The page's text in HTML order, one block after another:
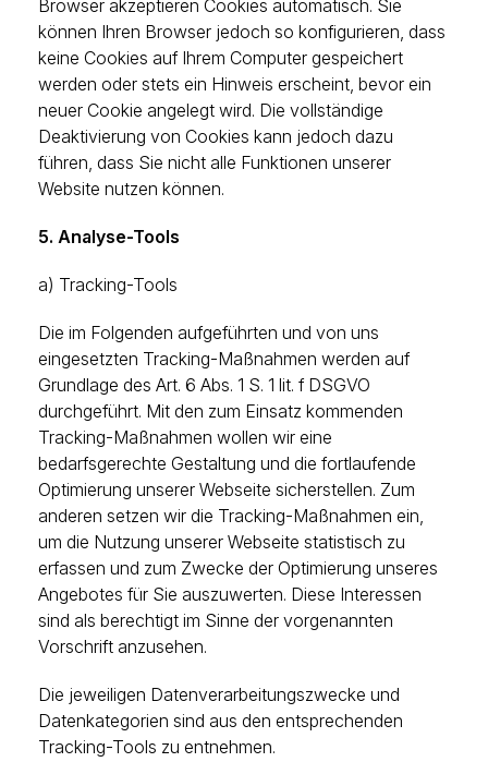
Browser akzeptieren Cookies automatisch. Sie
können Ihren Browser jedoch so konfigurieren, dass
keine Cookies auf Ihrem Computer gespeichert
werden oder stets ein Hinweis erscheint, bevor ein
neuer Cookie angelegt wird. Die vollständige
Deaktivierung von Cookies kann jedoch dazu
führen, dass Sie nicht alle Funktionen unserer
Website nutzen können.
5. Analyse-Tools
a) Tracking-Tools
Die im Folgenden aufgeführten und von uns
eingesetzten Tracking-Maßnahmen werden auf
Grundlage des Art. 6 Abs. 1 S. 1 lit. f DSGVO
durchgeführt. Mit den zum Einsatz kommenden
Tracking-Maßnahmen wollen wir eine
bedarfsgerechte Gestaltung und die fortlaufende
Optimierung unserer Webseite sicherstellen. Zum
anderen setzen wir die Tracking-Maßnahmen ein,
um die Nutzung unserer Webseite statistisch zu
erfassen und zum Zwecke der Optimierung unseres
Angebotes für Sie auszuwerten. Diese Interessen
sind als berechtigt im Sinne der vorgenannten
Vorschrift anzusehen.
Die jeweiligen Datenverarbeitungszwecke und
Datenkategorien sind aus den entsprechenden
Tracking-Tools zu entnehmen.